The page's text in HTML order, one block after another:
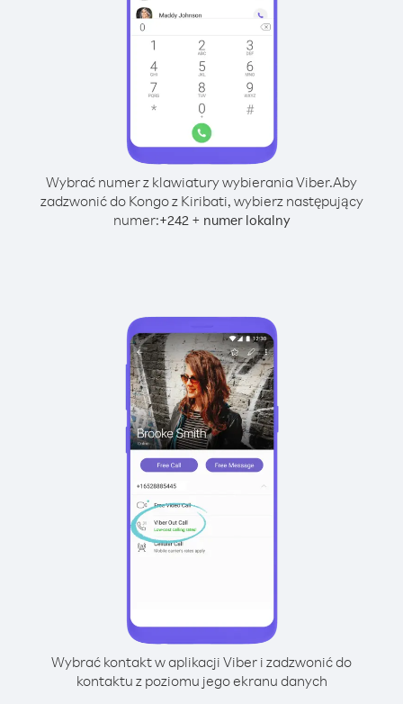
Wybrać numer z klawiatury wybierania Viber.Aby
zadzwonić do Kongo z Kiribati, wybierz następujący
numer:+242+ numer lokalny
Wybrać kontakt w aplikacji Viber i zadzwonić do
kontaktu z poziomu jego ekranu danych